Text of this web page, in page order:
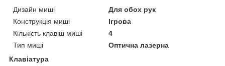
Дизайн миші
Для обох рук
Конструкція миші
Ігрова
Кількість клавіш миші
4
Тип миші
Оптична лазерна
Клавіатура